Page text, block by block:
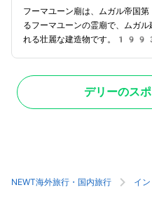
フーマユーン廟は、ムガル帝国
るフーマユーンの霊廟で、ムガル
れる壮麗な建造物です。1993
れている、インドで有名なタージ
に影響を与えたと言われていま
理石の鮮やかなコントラストが
スポットです。
デリーのス
NEWT海外旅行・国内旅行 イ